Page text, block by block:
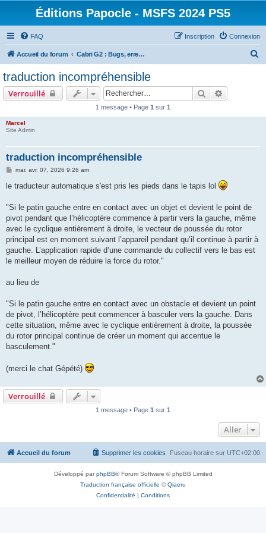
Éditions Papocle - MSFS 2024 PS5
FAQ Connexion
Inscription
Accueil du forum Cabri G2 : Bugs, erreurs de traduction et autres anomalies
traduction incompréhensible
Verrouillé Rechercher
1 message • Page 1 sur 1
Marcel
Site Admin
traduction incompréhensible
M
s
s
g
e
mar. avr. 07, 2026 9:26 am
le traducteur automatique s'est pris les pieds dans le tapis lol
"Si le patin gauche entre en contact avec un objet et devient le point de
pivot pendant que l’hélicoptère commence à partir vers la gauche, même
avec le cyclique entièrement à droite, le vecteur de poussée du rotor
principal est en moment suivant l’appareil pendant qu’il continue à partir à
gauche. L’application rapide d’une commande du collectif vers le bas est
le meilleur moyen de réduire la force du rotor."
au lieu de
"Si le patin gauche entre en contact avec un obstacle et devient un point
de pivot, l’hélicoptère peut commencer à basculer vers la gauche. Dans
cette situation, même avec le cyclique entièrement à droite, la poussée
du rotor principal continue de créer un moment qui accentue le
basculement."
(merci le chat Gépété)
Verrouillé
1 message • Page 1 sur 1
Aller
Accueil du forum Fuseau horaire sur UTC+02:00
Supprimer les cookies
Développé parphpBB® Forum Software © phpBB Limited
Traduction française officielle ©Qiaeru
Confidentialité | Conditions